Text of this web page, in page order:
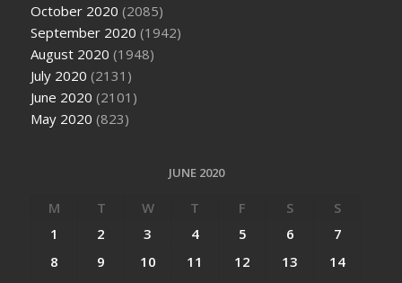
October 2020 (2085)
September 2020 (1942)
August 2020 (1948)
July 2020 (2131)
June 2020 (2101)
May 2020 (823)
JUNE 2020
M T W T F S
S
1
2 3 4 5 6
7
8
9 10 11 12 13
14